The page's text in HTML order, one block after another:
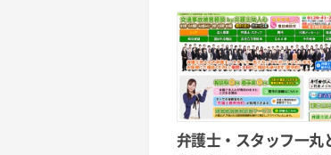
弁護士・スタッフ一丸